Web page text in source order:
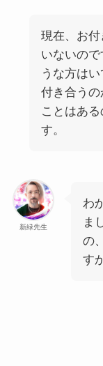
現在、お付
いないの
うな方はい
付き合う
ことはあ
す。
新緑先生
わ
ま
の
す